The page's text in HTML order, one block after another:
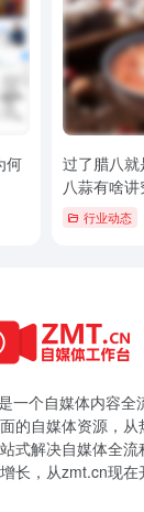
何
过了腊八
八蒜有啥
→ 行业动态
一个自媒体内容全
的自媒体资源，从
式解决自媒体全流
长，从zmt.cn现在